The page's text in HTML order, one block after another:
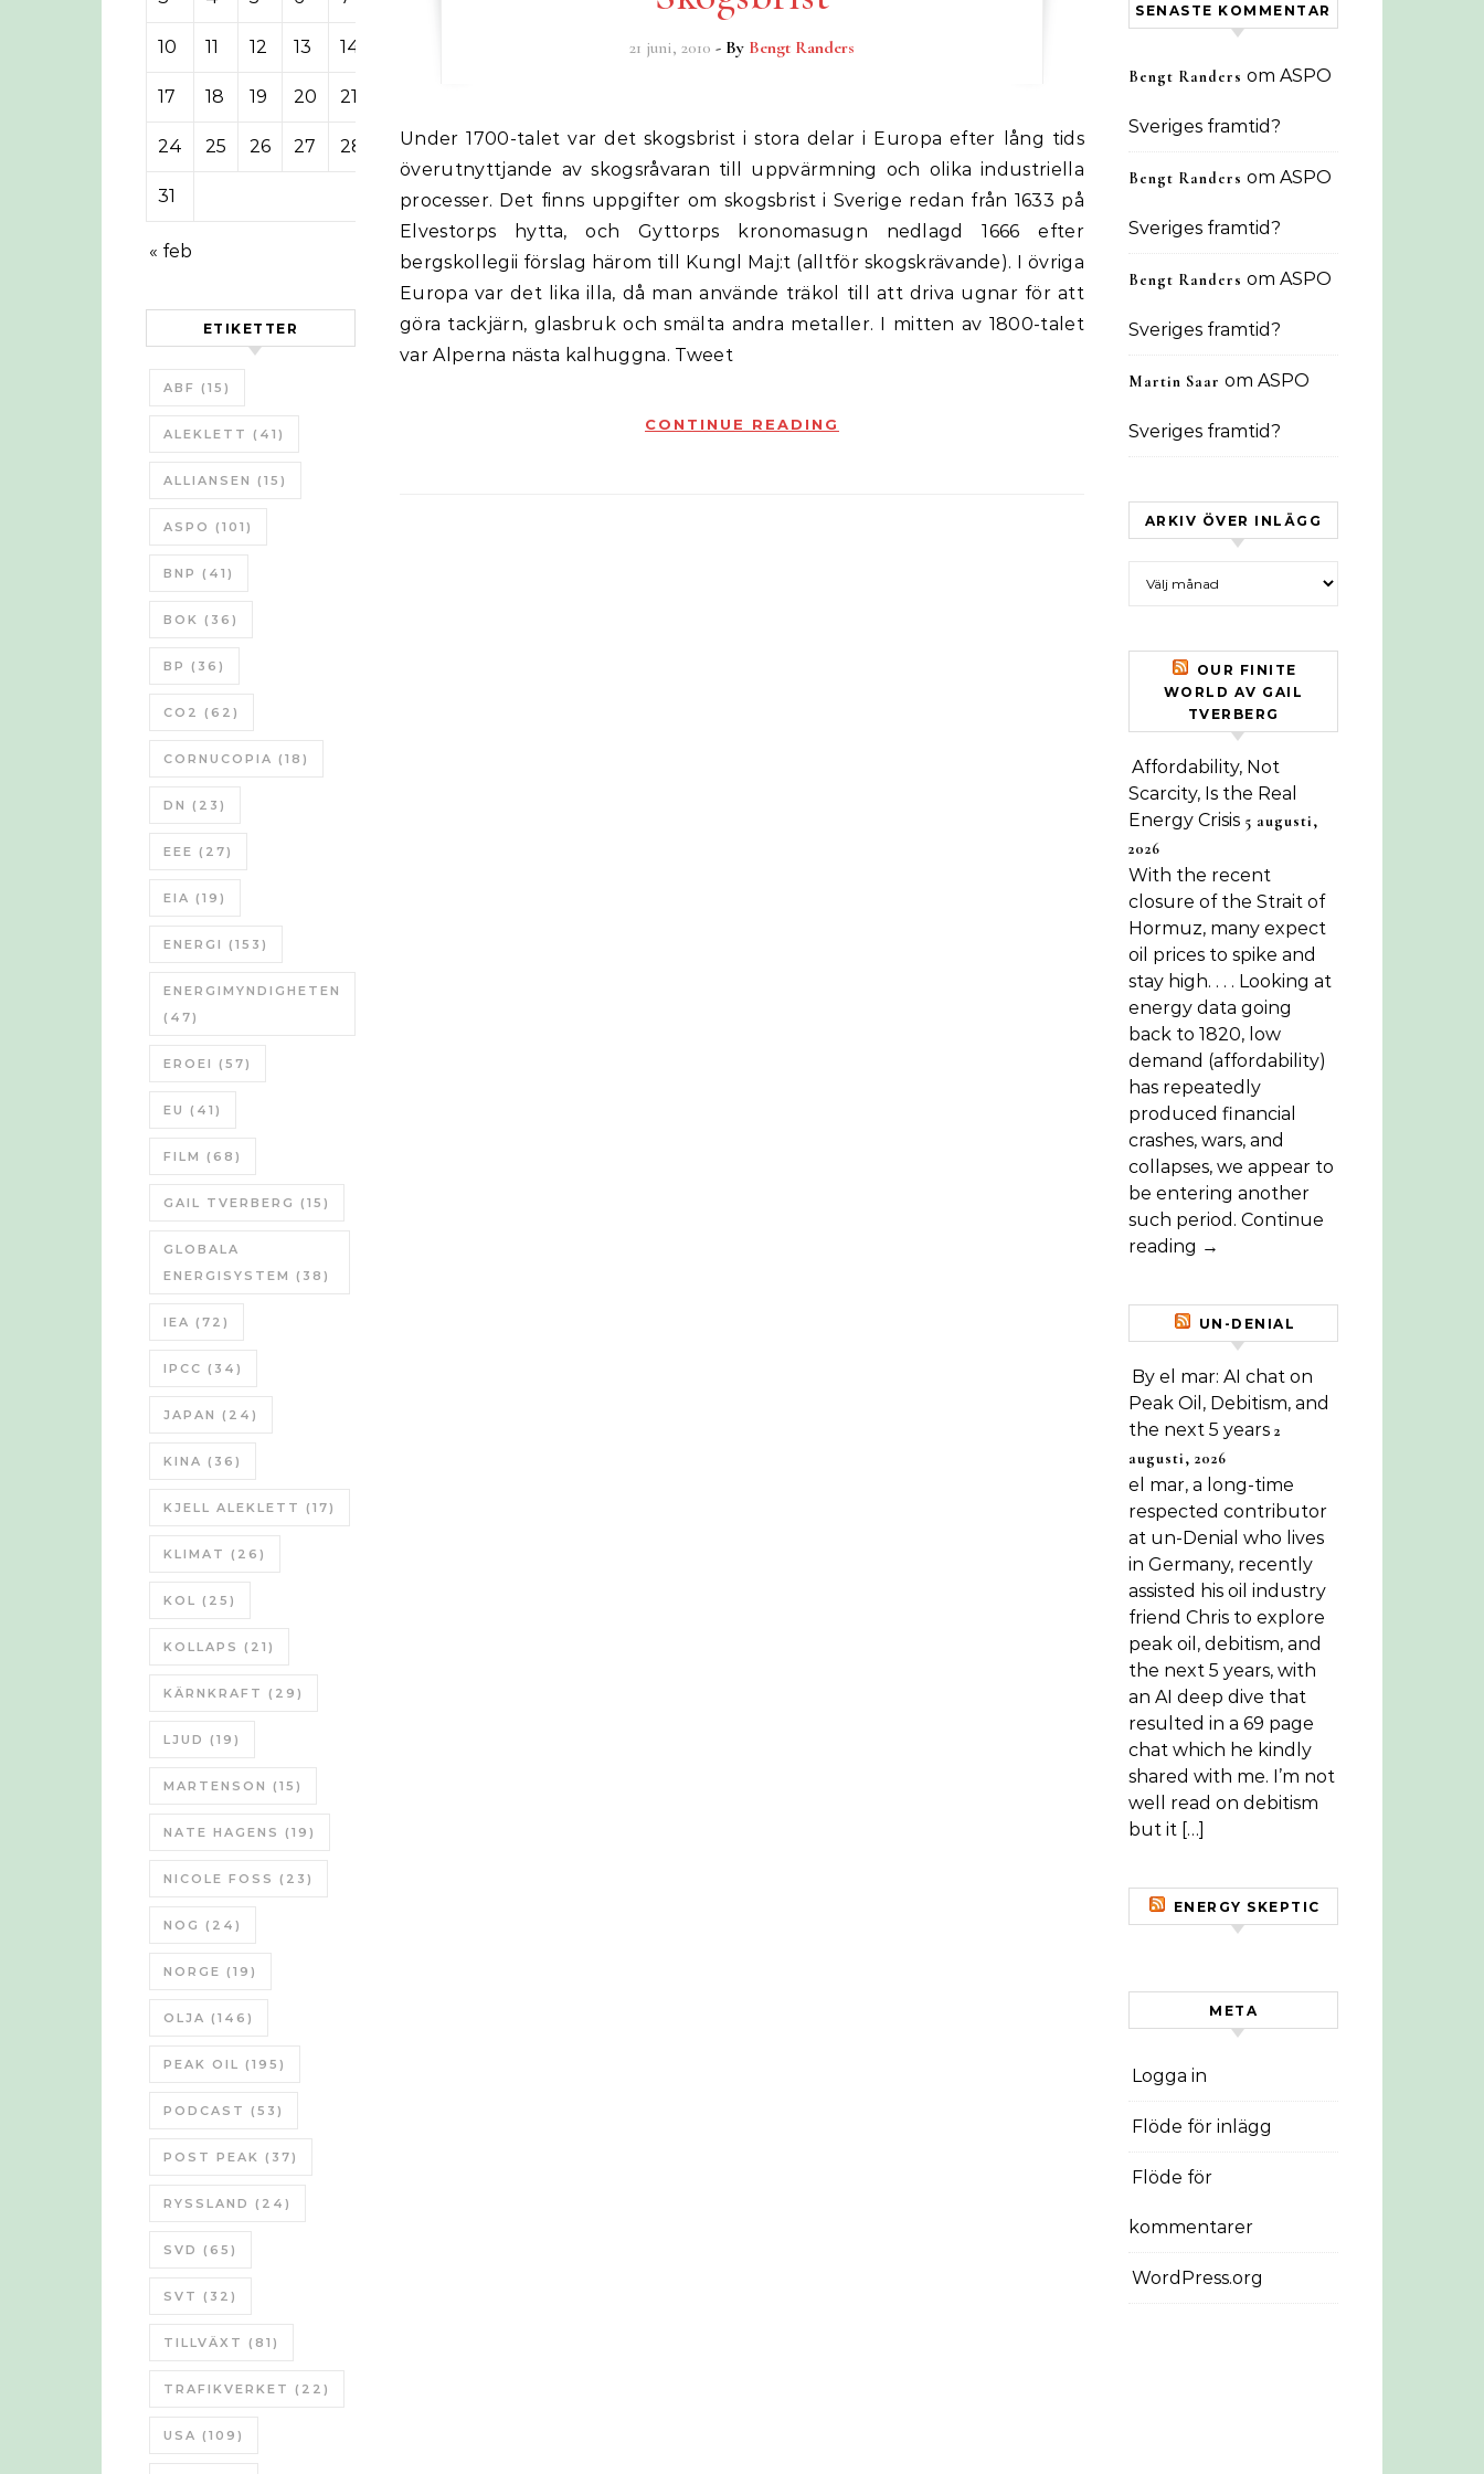
10 11 12 13 14
17 18 19 20 21
24 25 26 27 28 29 30
31
« feb
ETIKETTER
ABF (15)
ALEKLETT (41)
ALLIANSEN (15)
ASPO (101)
BNP (41)
BOK (36)
BP (36)
CO2 (62)
CORNUCOPIA (18)
DN (23)
EEE (27)
EIA (19)
ENERGI (153)
ENERGIMYNDIGHETEN
(47)
EROEI (57)
EU (41)
FILM (68)
GAIL TVERBERG (15)
GLOBALA
ENERGISYSTEM (38)
IEA (72)
IPCC (34)
JAPAN (24)
KINA (36)
KJELL ALEKLETT (17)
KLIMAT (26)
KOL (25)
KOLLAPS (21)
KÄRNKRAFT (29)
LJUD (19)
MARTENSON (15)
NATE HAGENS (19)
NICOLE FOSS (23)
NOG (24)
NORGE (19)
OLJA (146)
PEAK OIL (195)
PODCAST (53)
POST PEAK (37)
RYSSLAND (24)
SVD (65)
SVT (32)
TILLVÄXT (81)
TRAFIKVERKET (22)
USA (109)
21 juni, 2010 - By Bengt Randers
Under 1700-talet var det skogsbrist i stora delar i Europa efter lång tids
överutnyttjande av skogsråvaran till uppvärmning och olika industriella
processer. Det finns uppgifter om skogsbrist i Sverige redan från 1633 på
Elvestorps hytta, och Gyttorps kronomasugn nedlagd 1666 efter
bergskollegii förslag härom till Kungl Maj:t (alltför skogskrävande). I övriga
Europa var det lika illa, då man använde träkol till att driva ugnar för att
göra tackjärn, glasbruk och smälta andra metaller. I mitten av 1800-talet
var Alperna nästa kalhuggna. Tweet
CONTINUE READING
SENASTE KOMMENTAR
Bengt Randers om ASPO
Sveriges framtid?
Bengt Randers om ASPO
Sveriges framtid?
Bengt Randers om ASPO
Sveriges framtid?
Martin Saar om ASPO
Sveriges framtid?
ARKIV ÖVER INLÄGG
OUR FINITE
WORLD AV GAIL
TVERBERG
Affordability, Not
Scarcity, Is the Real
Energy Crisis 5 augusti,
2026
With the recent
closure of the Strait of
Hormuz, many expect
oil prices to spike and
stay high. . . . Looking at
energy data going
back to 1820, low
demand (affordability)
has repeatedly
produced financial
crashes, wars, and
collapses, we appear to
be entering another
such period. Continue
reading →
UN-DENIAL
By el mar: AI chat on
Peak Oil, Debitism, and
the next 5 years 2
augusti, 2026
el mar, a long-time
respected contributor
at un-Denial who lives
in Germany, recently
assisted his oil industry
friend Chris to explore
peak oil, debitism, and
the next 5 years, with
an AI deep dive that
resulted in a 69 page
chat which he kindly
shared with me. I’m not
well read on debitism
but it […]
ENERGY SKEPTIC
META
Logga in
Flöde för inlägg
Flöde för
kommentarer
WordPress.org